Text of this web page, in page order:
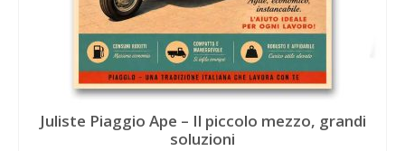
Juliste Piaggio Ape – Il piccolo mezzo, grandi
soluzioni